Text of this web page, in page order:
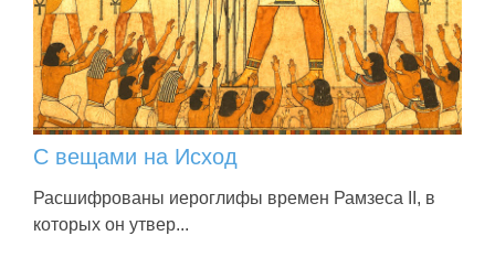
С вещами на Исход
Расшифрованы иероглифы времен Рамзеса II, в
которых он утвер...